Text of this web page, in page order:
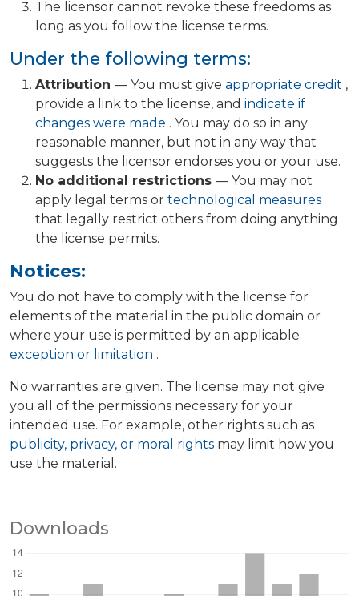
The licensor cannot revoke these freedoms as
long as you follow the license terms.
Under the following terms:
Attribution — You must give appropriate credit ,
provide a link to the license, and indicate if
changes were made . You may do so in any
reasonable manner, but not in any way that
suggests the licensor endorses you or your use.
No additional restrictions — You may not
apply legal terms or technological measures
that legally restrict others from doing anything
the license permits.
Notices:
You do not have to comply with the license for
elements of the material in the public domain or
where your use is permitted by an applicable
exception or limitation .
No warranties are given. The license may not give
you all of the permissions necessary for your
intended use. For example, other rights such as
publicity, privacy, or moral rights may limit how you
use the material.
Downloads